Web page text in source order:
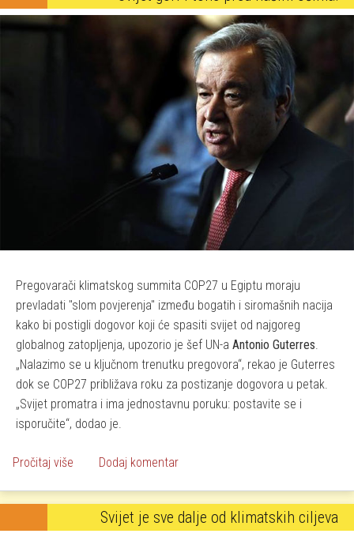
Pregovarači klimatskog summita COP27 u Egiptu moraju
prevladati "slom povjerenja" između bogatih i siromašnih nacija
kako bi postigli dogovor koji će spasiti svijet od najgoreg
globalnog zatopljenja, upozorio je šef UN-a Antonio Guterres.
Nalazimo se u ključnom trenutku pregovora , rekao je Guterres
dok se COP27 približava roku za postizanje dogovora u petak.
Svijet promatra i ima jednostavnu poruku: postavite se i
isporučite , dodao je.
Pročitaj više o Svijet gori i tone pred našim očima!
Dodaj komentar
Svijet je sve dalje od klimatskih ciljeva